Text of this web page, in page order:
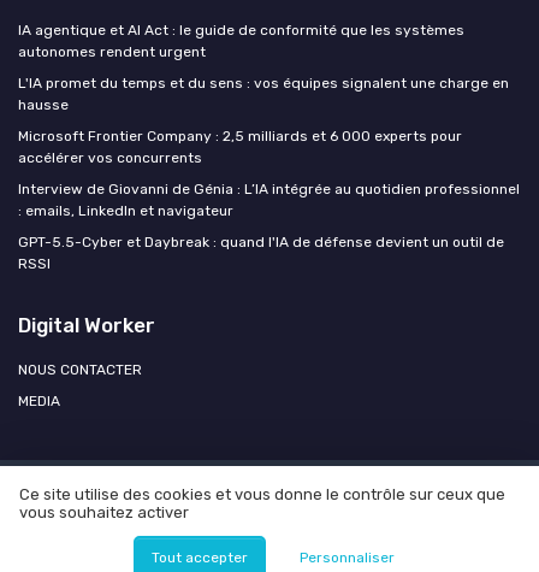
IA agentique et AI Act : le guide de conformité que les systèmes
autonomes rendent urgent
L'IA promet du temps et du sens : vos équipes signalent une charge en
hausse
Microsoft Frontier Company : 2,5 milliards et 6 000 experts pour
accélérer vos concurrents
Interview de Giovanni de Génia : L’IA intégrée au quotidien professionnel
: emails, LinkedIn et navigateur
GPT-5.5-Cyber et Daybreak : quand l'IA de défense devient un outil de
RSSI
Digital Worker
NOUS CONTACTER
MEDIA
Mentions légales Politique de confidentialité
Agence OPEN
© Digital Worker 2026
Ce site utilise des cookies et vous donne le contrôle sur ceux que
vous souhaitez activer
Tout accepter Personnaliser